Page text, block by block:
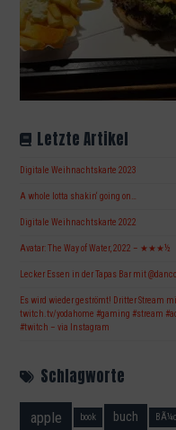
Letzte Artikel
Digitale Weihnachtskarte 2023
A whole lotta shakin‘ going on…
Digitale Weihnachtskarte 2022
Avatar: The Way of Water, 2022 – ★★★½
Lecker Essen in der Tapas Bar mit
Es wird wieder geströmt! Dritter Stream
twitch.tv/yodahome #gaming #stream
#twitch – via Instagram
Schlagworte
apple book buch